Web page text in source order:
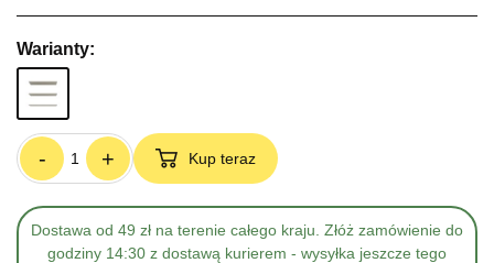
Warianty:
- + Kup teraz
Dostawa od 49 zł na terenie całego kraju. Złóż zamówienie do
godziny 14:30 z dostawą kurierem - wysyłka jeszcze tego